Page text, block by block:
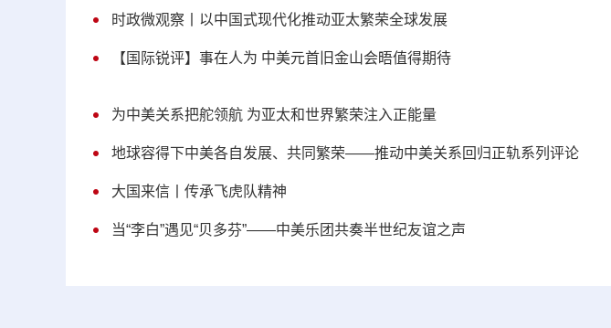
时政微观察丨以中国式现代化推动亚太繁荣全球发展
【国际锐评】事在人为 中美元首旧金山会晤值得期待
为中美关系把舵领航 为亚太和世界繁荣注入正能量
地球容得下中美各自发展、共同繁荣——推动中美关系回归正轨系列评论
大国来信丨传承飞虎队精神
当“李白”遇见“贝多芬”——中美乐团共奏半世纪友谊之声